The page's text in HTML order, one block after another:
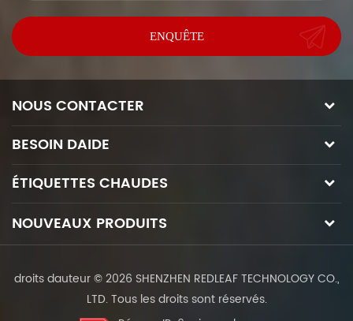
NOUS CONTACTER
BESOIN DAIDE
ÉTIQUETTES CHAUDES
NOUVEAUX PRODUITS
droits dauteur © 2026 SHENZHEN REDLEAF TECHNOLOGY CO.,
LTD. Tous les droits sont réservés.